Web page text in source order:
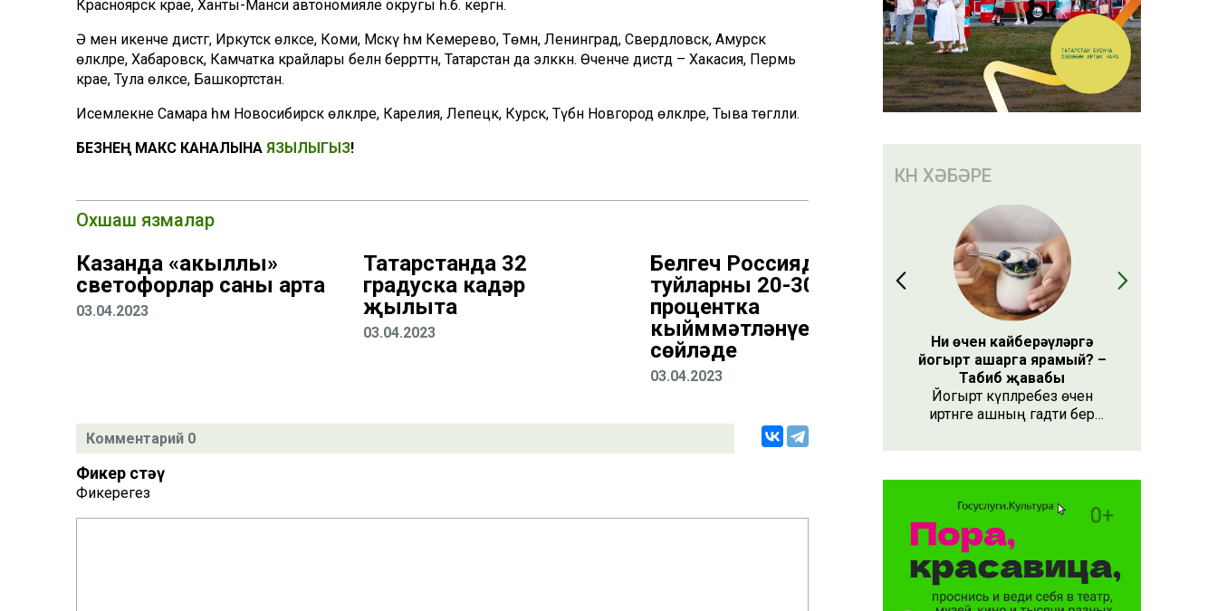
Красноярск крае, Ханты-Манси автономияле округы һ.б. кергән.
Ә менә икенче дистәгә, Иркутск өлкәсе, Коми, Мәскәү һәм Кемерево, Төмән, Ленинград, Свердловск, Амурск
өлкәләре, Хабаровск, Камчатка крайлары белән беррәттән, Татарстан да эләккән. Өченче дистәдә – Хакасия, Пермь
крае, Тула өлкәсе, Башкортстан.
Исемлекне Самара һәм Новосибирск өлкәләре, Карелия, Лепецк, Курск, Түбән Новгород өлкәләре, Тыва төгәлли.
БЕЗНЕҢ МАКС КАНАЛЫНА ЯЗЫЛЫГЫЗ!
Охшаш язмалар
Казанда «акыллы»
светофорлар саны арта
03.04.2023
Татарстанда 32
градуска кадәр
җылыта
03.04.2023
Белгеч Россиядә
туйларның 20-30
процентка
кыйммәтләнүе турында
сөйләде
03.04.2023
Комментарий 0
Фикер өстәү
Фикерегез
КӨН ХӘБӘРЕ
Ни өчен кайберәүләргә
йогырт ашарга ярамый? –
Табиб җавабы
Йогырт күпләребез өчен
иртәнге ашның гадәти бер